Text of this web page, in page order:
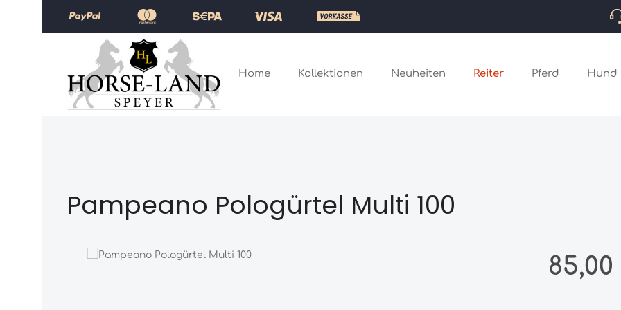
Zum Hauptinhalt springen
Zur Hauptnavigation springen
Home Kollektionen Neuheiten Reiter Pferd Hund
Pampeano Pologürtel Multi 100
Bildergalerie überspringen Regulärer Preis: